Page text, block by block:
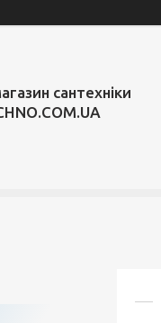
сантехніки